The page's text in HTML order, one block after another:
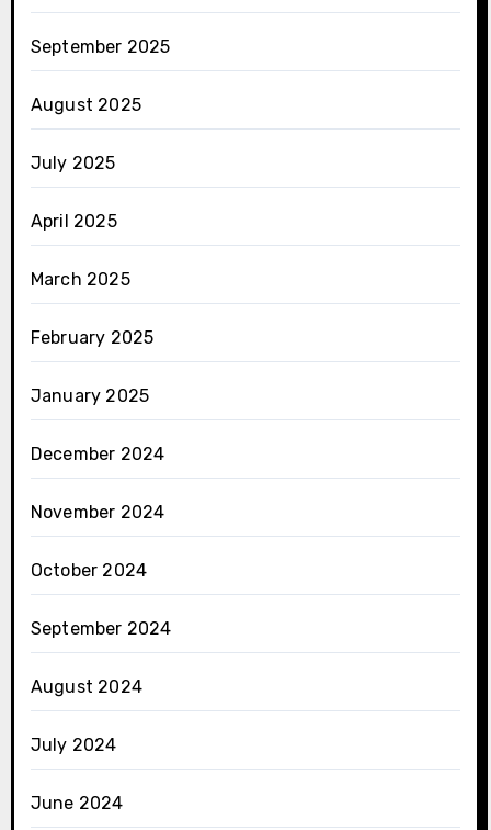
September 2025
August 2025
July 2025
April 2025
March 2025
February 2025
January 2025
December 2024
November 2024
October 2024
September 2024
August 2024
July 2024
June 2024